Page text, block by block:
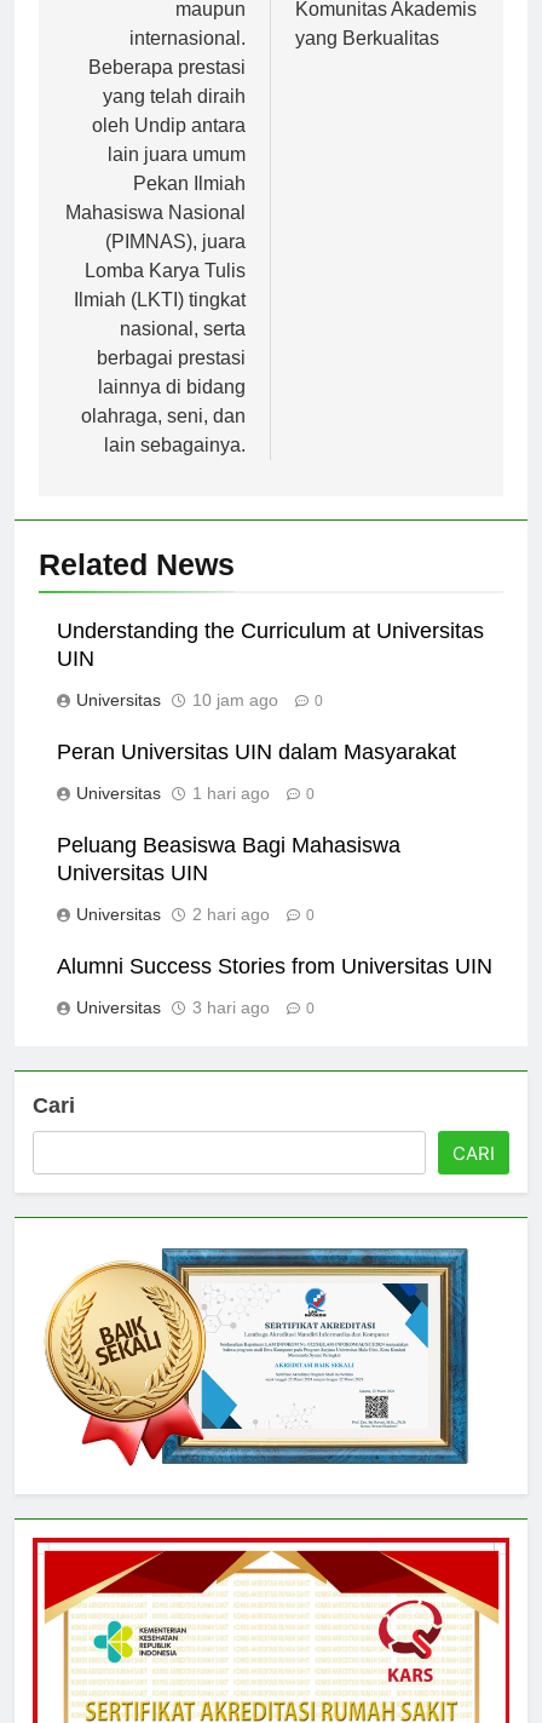
maupun
internasional.
Beberapa prestasi
yang telah diraih
oleh Undip antara
lain juara umum
Pekan Ilmiah
Mahasiswa Nasional
(PIMNAS), juara
Lomba Karya Tulis
Ilmiah (LKTI) tingkat
nasional, serta
berbagai prestasi
lainnya di bidang
olahraga, seni, dan
lain sebagainya.
Komunitas Akademis
yang Berkualitas
Related News
Understanding the Curriculum at Universitas
UIN
Universitas 10 jam ago 0
Peran Universitas UIN dalam Masyarakat
Universitas 1 hari ago 0
Peluang Beasiswa Bagi Mahasiswa
Universitas UIN
Universitas 2 hari ago 0
Alumni Success Stories from Universitas UIN
Universitas 3 hari ago 0
Cari
CARI